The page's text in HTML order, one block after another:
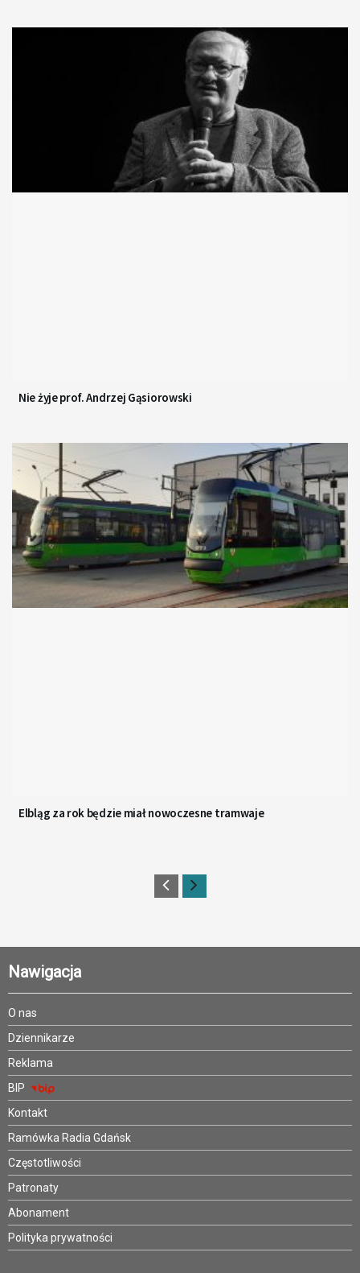
Nie żyje prof. Andrzej Gąsiorowski
Elbląg za rok będzie miał nowoczesne tramwaje
Nawigacja
O nas
Dziennikarze
Reklama
BIP
Kontakt
Ramówka Radia Gdańsk
Częstotliwości
Patronaty
Abonament
Polityka prywatności